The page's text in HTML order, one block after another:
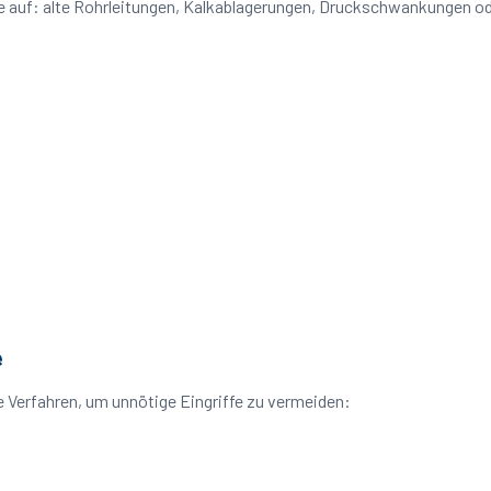
alte Rohrleitungen, Kalkablagerungen, Druckschwankungen
um unnötige Eingriffe zu vermeiden: